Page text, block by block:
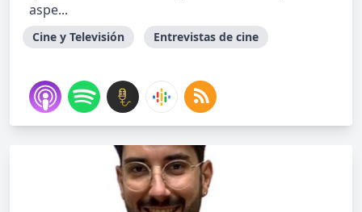
aspe...
Cine y Televisión Entrevistas de cine